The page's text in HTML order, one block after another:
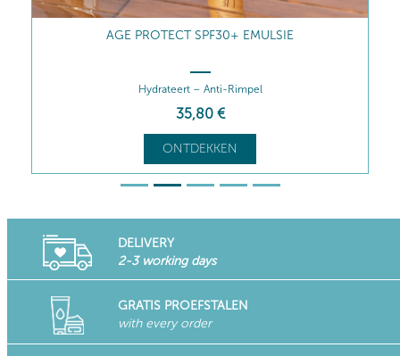
AGE PROTECT SPF30+ EMULSIE
Hydrateert – Anti-Rimpel
35,80 €
ONTDEKKEN
DELIVERY
2-3 working days
GRATIS PROEFSTALEN
with every order